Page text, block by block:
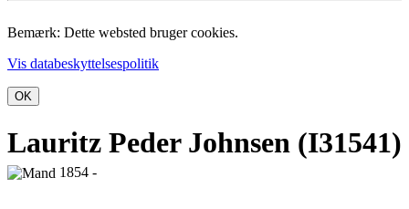
Bemærk: Dette websted bruger cookies.
Vis databeskyttelsespolitik
OK
Lauritz Peder Johnsen (I31541)
1854 -